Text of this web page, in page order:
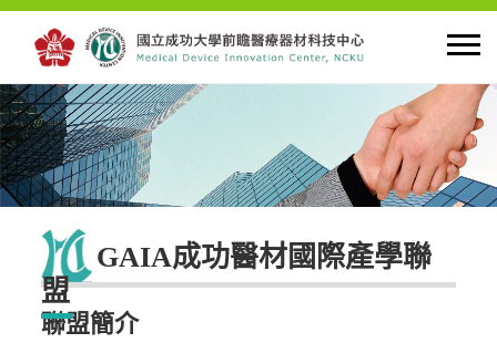
關於中心
最新公告
GAIA成功醫材國際產學聯
盟
聯盟簡介